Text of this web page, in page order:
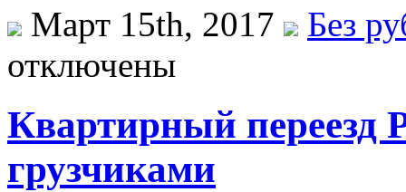
Март 15th, 2017
Без
отключены
Квартирный переезд
грузчиками